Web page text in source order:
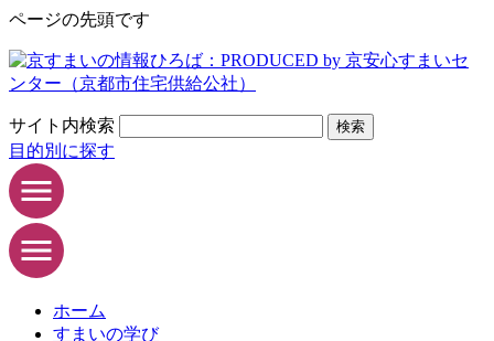
ページの先頭です
サイト内検索 検索
目的別に探す
ホーム
すまいの学び